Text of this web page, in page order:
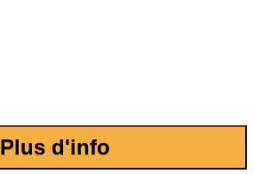
Plus d'info